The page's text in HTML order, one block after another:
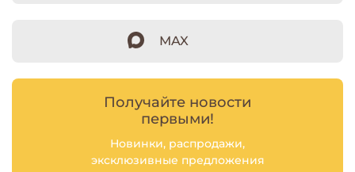
MAX
Получайте новости
первыми!
Новинки, распродажи,
эксклюзивные предложения